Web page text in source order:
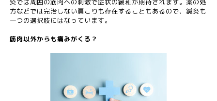
灸では周囲の筋肉への刺激で症状の緩和が期待されます。 薬の処
方などでは完治しない肩こりも存在することもあるので、鍼灸も
一つの選択肢にはなっています。
筋肉以外からも痛みがくる？